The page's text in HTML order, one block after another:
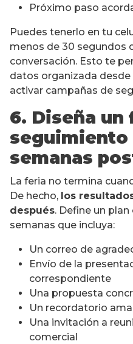
Próximo paso
Puedes tenerlo en tu
menos de 30 segundos
conversación. Esto te
datos organizada desde
activar campañas de
6. Diseña un
seguimiento
semanas
La feria no termina
De hecho, los
después. Define un
semanas que incluya:
Un correo de
Envío de la
correspondiente
Una propuesta
Un recordatorio
Una invitación a
comercial